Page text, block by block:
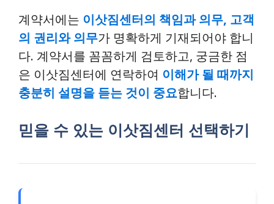
계약서에는 이삿짐센터의 책임과 의무, 고객
의 권리와 의무가 명확하게 기재되어야 합니
다. 계약서를 꼼꼼하게 검토하고, 궁금한 점
은 이삿짐센터에 연락하여 이해가 될 때까지
충분히 설명을 듣는 것이 중요합니다.
믿을 수 있는 이삿짐센터 선택하기